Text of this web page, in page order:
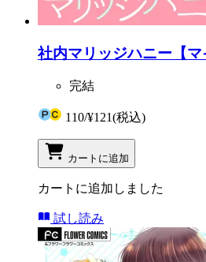
社内マリッジハニー【マ
完結
110/¥121(税込)
カートに追加
カートに追加しました
試し読み